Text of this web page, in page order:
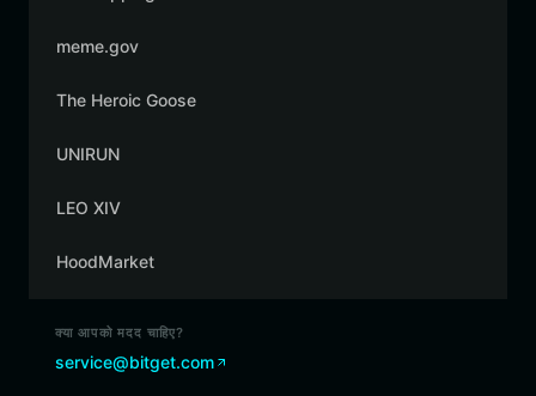
meme.gov
The Heroic Goose
UNIRUN
LEO XIV
HoodMarket
क्या आपको मदद चाहिए?
service@bitget.com